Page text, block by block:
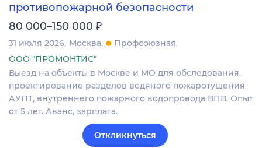
противопожарной безопасности
80 000–150 000 ₽
31 июля 2026 Москва
Профсоюзная
ООО "ПРОМОНТИС"
Выезд на объекты в Москве и МО для обследования,
проектирование разделов водяного пожаротушения
АУПТ, внутреннего пожарного водопровода ВПВ. Опыт
от 5 лет. Аванс, зарплата.
Откликнуться